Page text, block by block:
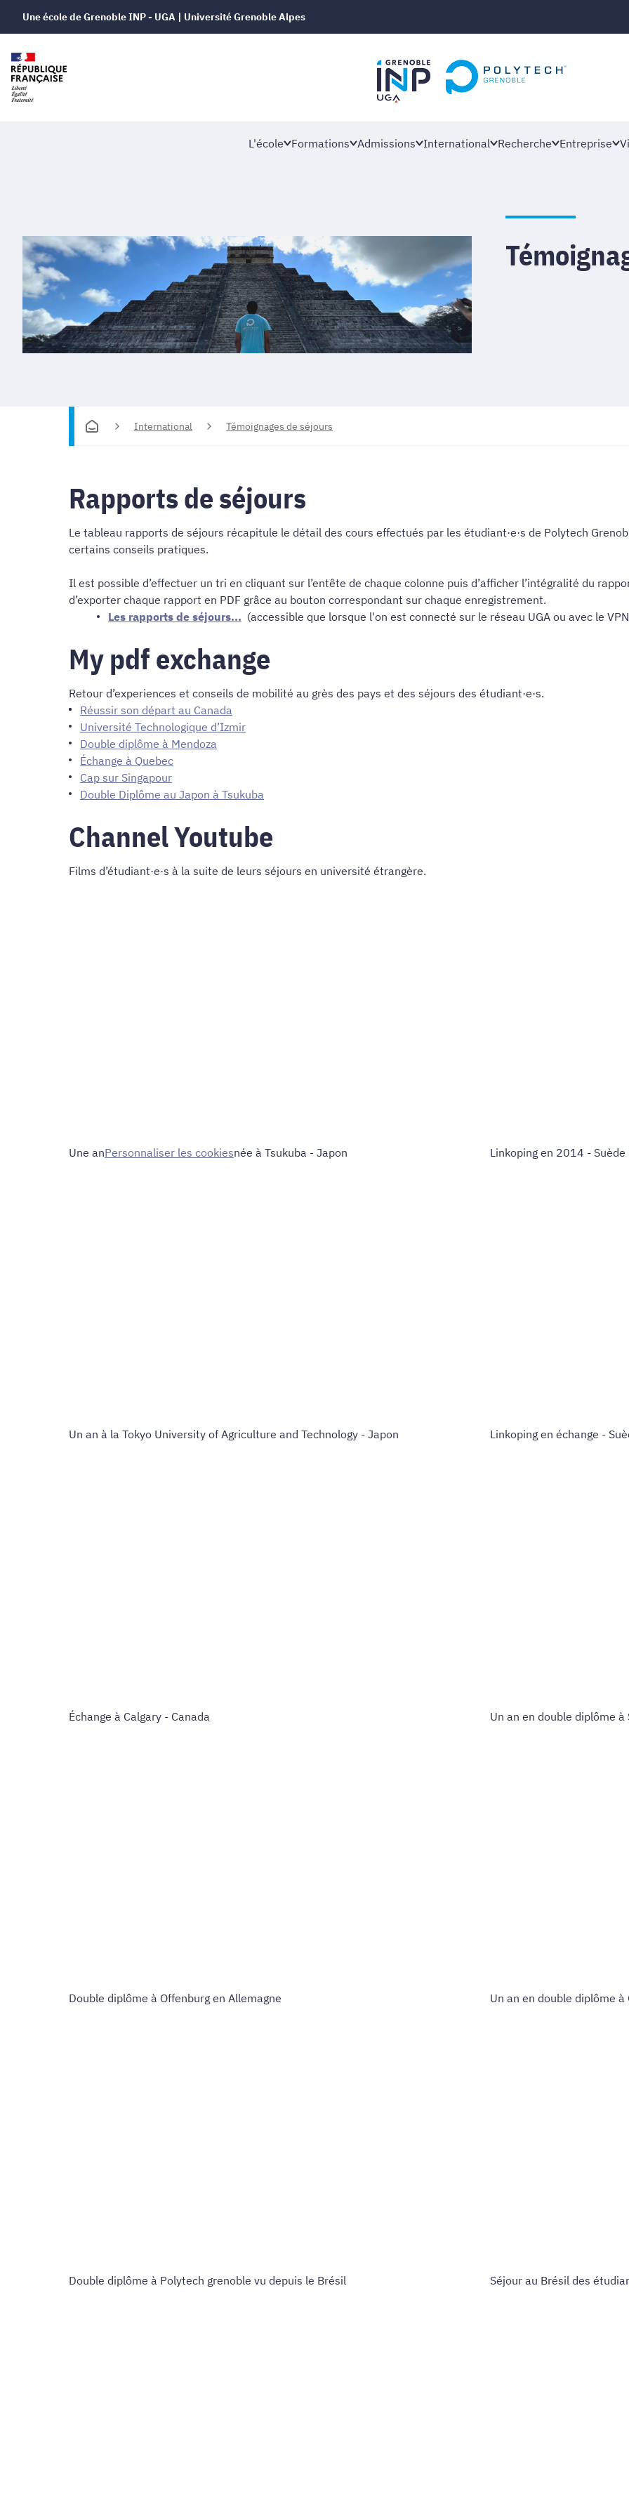
Une école de Grenoble INP - UGA | Université Grenoble Alpes
L'école Formations Admissions International Recherche Entreprise
International Témoignages de séjours
Rapports de séjours
Le tableau rapports de séjours récapitule le détail des cours effectués par les étudiant·e·s de Polytech
certains conseils pratiques.
Il est possible d’effectuer un tri en cliquant sur l’entête de chaque colonne puis d’afficher l’intégralité du
d’exporter chaque rapport en PDF grâce au bouton correspondant sur chaque enregistrement.
Les rapports de séjours... (accessible que lorsque l'on est connecté sur le réseau UGA ou avec le
My pdf exchange
Retour d’experiences et conseils de mobilité au grès des pays et des séjours des étudiant·e·s.
Réussir son départ au Canada
Université Technologique d’Izmir
Double diplôme à Mendoza
Échange à Quebec
Cap sur Singapour
Double Diplôme au Japon à Tsukuba
Channel Youtube
Films d’étudiant·e·s à la suite de leurs séjours en université étrangère.
Une anPersonnaliser les cookiesnée à Tsukuba - Japon Linkoping en 2014 - Suède
Un an à la Tokyo University of Agriculture and Technology - Japon Linkoping en échange -
Échange à Calgary - Canada Un an en double diplôme à
Double diplôme à Offenburg en Allemagne Un an en double diplôme
Double diplôme à Polytech grenoble vu depuis le Brésil Séjour au Brésil des